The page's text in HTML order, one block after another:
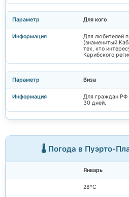
Для кого
Для любителей
(знаменитый
тех, кто
Карибского
Виза
Для граждан РФ
30 дней.
🌡️ Погода в Пуэрто-
Январь
28°C